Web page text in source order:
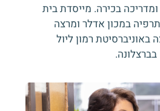
בכירה. מייסדת בית
במכון אדלר ומרצה
באוניברסיטת רמון ליול
בברצלונה.